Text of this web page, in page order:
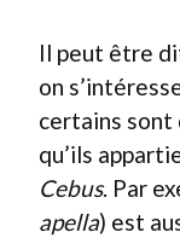
Il peut être
on
certains sont
qu’ils
Cebus. Par
apella) est